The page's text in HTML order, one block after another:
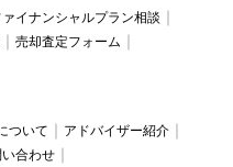
ァイナンシャルプラン相談
売却査定フォーム
ついて
アドバイザー紹介
い合わせ